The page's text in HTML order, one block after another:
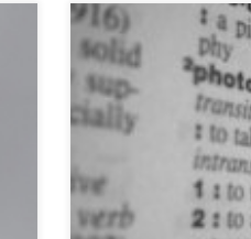
FotoRed recopila todas
fotógrafo, de los
importantes, para que
con un solo click.